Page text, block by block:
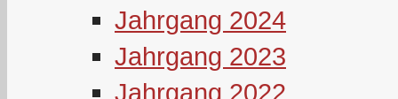
Jahrgang 2024
Jahrgang 2023
Jahrgang 2022